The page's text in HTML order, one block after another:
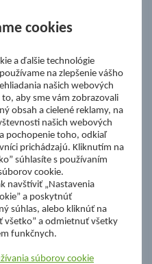
Nadácia Železiarne
ŽP Informatika s.r.o.
ŠK Železiarne Podbrezová
Tále a.s.
cookies
a ďalšie technológie
na zlepšenie vášho
našich webových
aby sme vám zobrazovali
obsah a cielené reklamy, na
našich webových
pochopenie toho, odkiaľ
prichádzajú. Kliknutím na
súhlasíte s používaním
cookie.
navštíviť „Nastavenia
a poskytnúť
súhlas, alebo kliknúť na
všetko” a odmietnuť všetky
funkčnych.
súborov cookie